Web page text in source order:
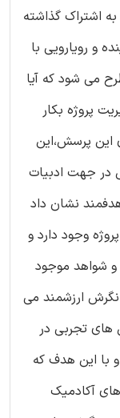
اشتراک گذاشته
و رویارویی با
می شود که آیا
پروژه بکار
این پرسش،این
در جهت ادبیات
نشان داد
وجود دارد و
شواهد موجود
نگرش ارزشمند می
تجربی در
با این هدف که
آکادمیک